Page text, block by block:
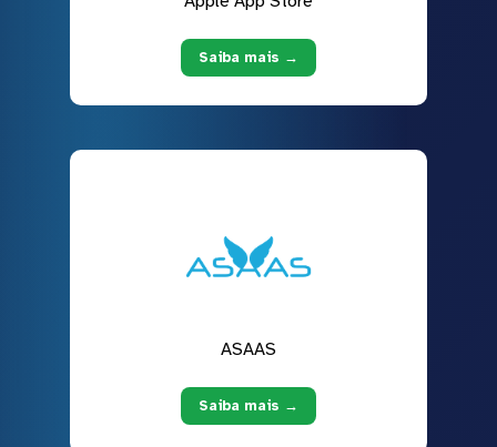
Saiba mais →
ASAAS
Saiba mais →